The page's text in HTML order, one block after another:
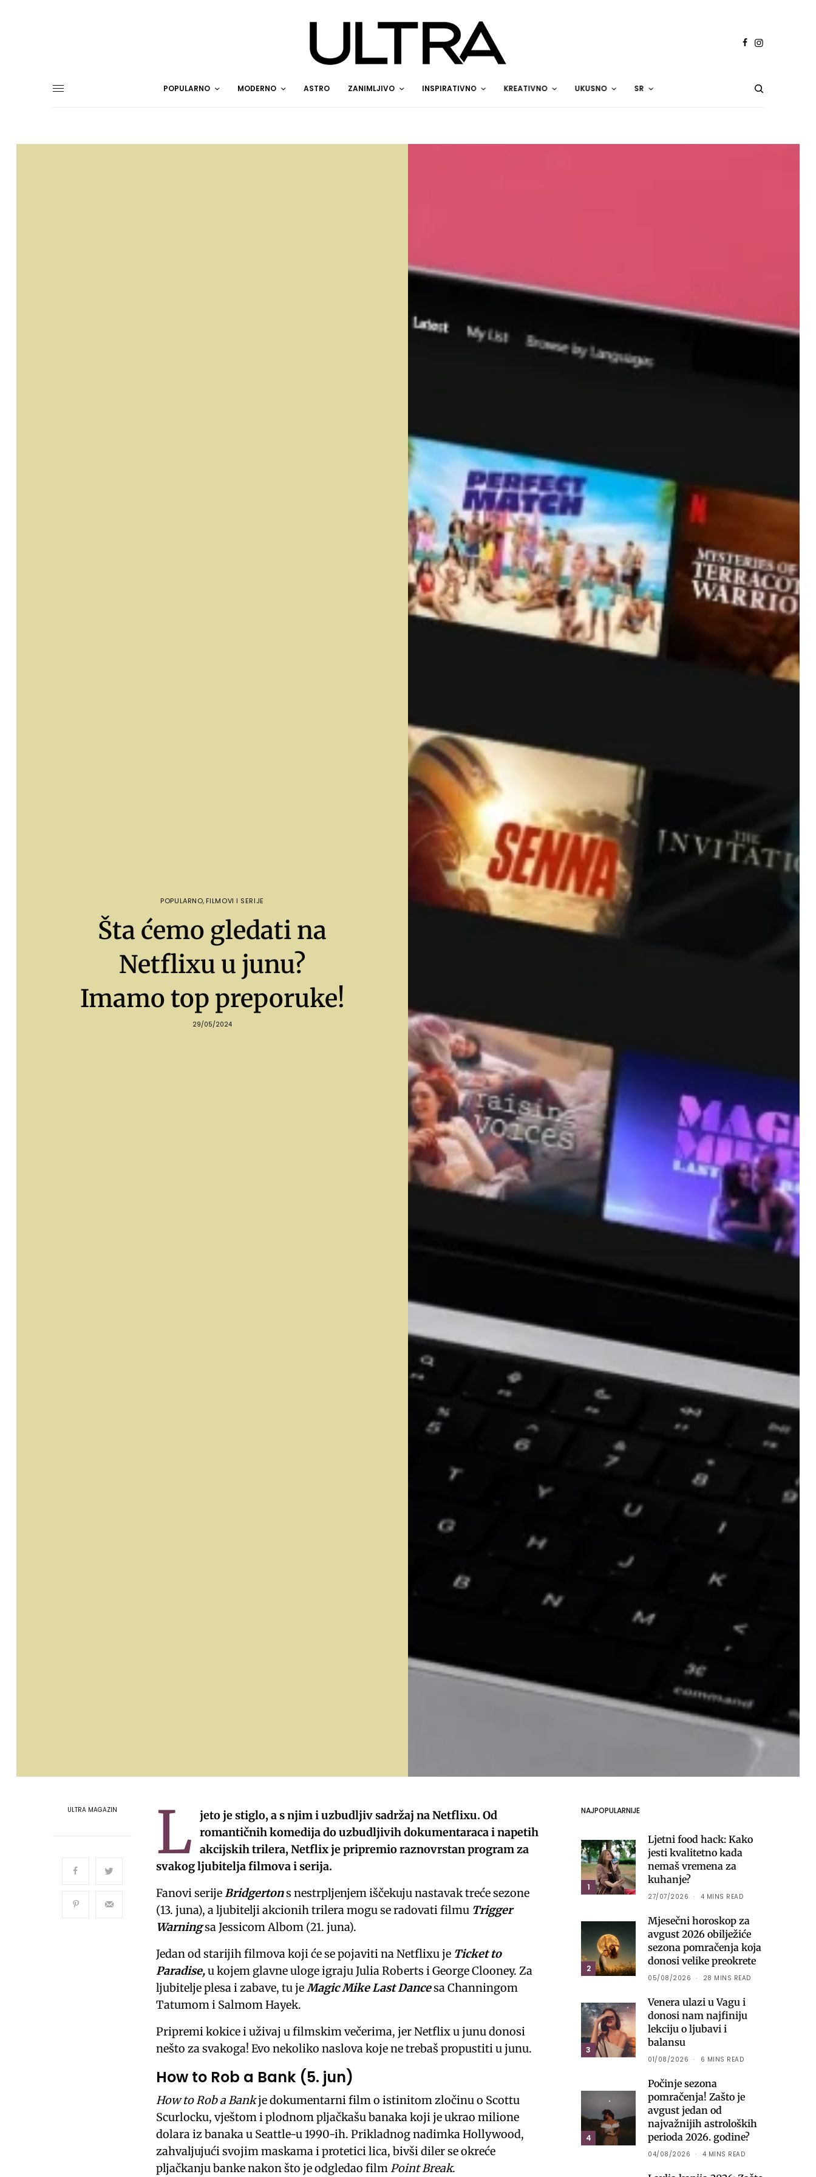
POPULARNO MODERNO ASTRO ZANIMLJIVO INSPIRATIVNO KREATIVNO UKUSNO SR
POPULARNO, FILMOVI I SERIJE
Šta ćemo gledati na
Netflixu u junu?
Imamo top preporuke!
29/05/2024
ULTRA MAGAZIN L
jeto je stiglo, a s njim i uzbudljiv sadržaj na Netflixu. Od
romantičnih komedija do uzbudljivih dokumentaraca i napetih
akcijskih trilera, Netflix je pripremio raznovrstan program za
svakog ljubitelja filmova i serija.
Fanovi serijeBridgertons nestrpljenjem iščekuju nastavak treće sezone
(13. juna), a ljubitelji akcionih trilera mogu se radovati filmu Trigger
Warningsa Jessicom Albom (21. juna).
Jedan od starijih filmova koji će se pojaviti na Netflixu je Ticket to
Paradise,u kojem glavne uloge igraju Julia Roberts i George Clooney. Za
ljubitelje plesa i zabave, tu jeMagic Mike Last Dancesa Channingom
Tatumom i Salmom Hayek.
Pripremi kokice i uživaj u filmskim večerima, jer Netflix u junu donosi
nešto za svakoga! Evo nekoliko naslova koje ne trebaš propustiti u junu.
How to Rob a Bank (5. jun)
How to Rob a Bankje dokumentarni film o istinitom zločinu o Scottu
Scurlocku, vještom i plodnom pljačkašu banaka koji je ukrao milione
dolara iz banaka u Seattle-u 1990-ih. Prikladnog nadimka Hollywood,
zahvaljujući svojim maskama i protetici lica, bivši diler se okreće
pljačkanju banke nakon što je odgledao filmPoint Break.
NAJPOPULARNIJE
1
Ljetni food hack: Kako
jesti kvalitetno kada
nemaš vremena za
kuhanje?
27/07/2026 4 MINS READ
2
Mjesečni horoskop za
avgust 2026 obilježiće
sezona pomračenja koja
donosi velike preokrete
05/08/2026 28 MINS READ
3
Venera ulazi u Vagu i
donosi nam najfiniju
lekciju o ljubavi i
balansu
01/08/2026 6 MINS READ
4
Počinje sezona
pomračenja! Zašto je
avgust jedan od
najvažnijih astroloških
perioda 2026. godine?
04/08/2026 4 MINS READ